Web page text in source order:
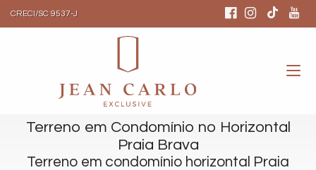
CRECI/SC 9537-J
Terreno em Condomínio no Horizontal
Praia Brava
Terreno em condomínio horizontal Praia